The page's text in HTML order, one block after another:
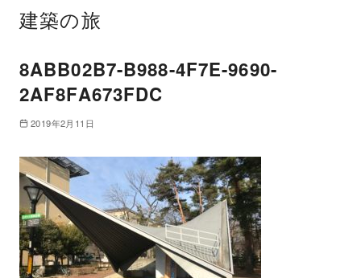
建築の旅
8ABB02B7-B988-4F7E-9690-
2AF8FA673FDC
2019年2月11日